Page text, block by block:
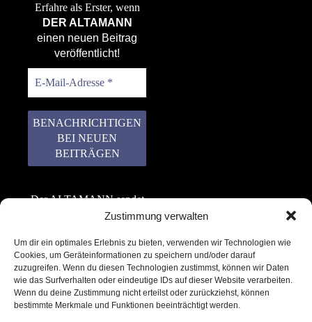
Zustimmung verwalten
Um dir ein optimales Erlebnis zu bieten, verwenden wir Technologien wie
Cookies, um Geräteinformationen zu speichern und/oder darauf
zuzugreifen. Wenn du diesen Technologien zustimmst, können wir Daten
wie das Surfverhalten oder eindeutige IDs auf dieser Website verarbeiten.
Wenn du deine Zustimmung nicht erteilst oder zurückziehst, können
bestimmte Merkmale und Funktionen beeinträchtigt werden.
Erfahre als Erster, wenn
DER ALTAMANN
einen neuen Beitrag
veröffentlicht!
Der ALTAMANN sendet
keinen Spam! Er gibt
weiter. Erfahre mehr in
unserer
Datenschutzerklärung.